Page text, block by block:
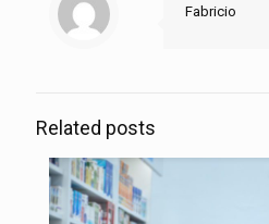
Fabricio
Related posts